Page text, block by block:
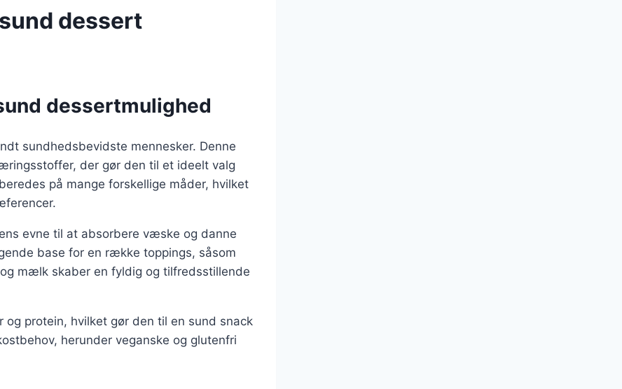
dessert
dessertmulighed
sundhedsbevidste mennesker. Denne
der gør den til et ideelt valg
på mange forskellige måder, hvilket
evne til at absorbere væske og danne
base for en række toppings, såsom
mælk skaber en fyldig og tilfredsstillende
protein, hvilket gør den til en sund snack
herunder veganske og glutenfri